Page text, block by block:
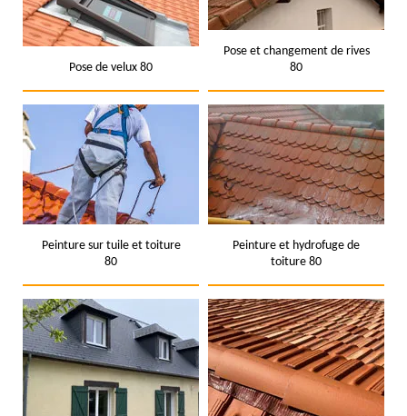
Pose de velux 80
Pose et changement de rives
80
Peinture sur tuile et toiture
80
Peinture et hydrofuge de
toiture 80